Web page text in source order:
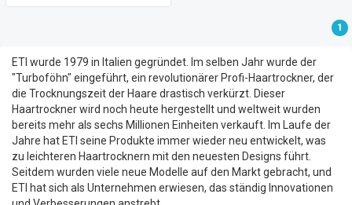
1
ETI wurde 1979 in Italien gegründet. Im selben Jahr wurde der
"Turboföhn" eingeführt, ein revolutionärer Profi-Haartrockner, der
die Trocknungszeit der Haare drastisch verkürzt. Dieser
Haartrockner wird noch heute hergestellt und weltweit wurden
bereits mehr als sechs Millionen Einheiten verkauft. Im Laufe der
Jahre hat ETI seine Produkte immer wieder neu entwickelt, was
zu leichteren Haartrocknern mit den neuesten Designs führt.
Seitdem wurden viele neue Modelle auf den Markt gebracht, und
ETI hat sich als Unternehmen erwiesen, das ständig Innovationen